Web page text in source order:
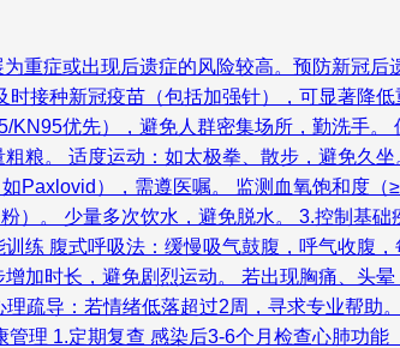
重症或出现后遗症的风险较高。预防新冠后
接种新冠疫苗（包括加强针），可显著降
优先），避免人群密集场所，勤洗手。
粮。 适度运动：如太极拳、散步，避免久
Paxlovid），需遵医嘱。 监测血氧饱和度（
）。 少量多次饮水，避免脱水。 3.控制基
练 腹式呼吸法：缓慢吸气鼓腹，呼气收腹
加时长，避免剧烈运动。 若出现胸痛、头
疏导：若情绪低落超过2周，寻求专业帮助
理 1.定期复查 感染后3-6个月检查心肺功能